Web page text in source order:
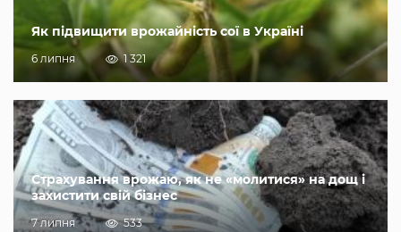
Як підвищити врожайність сої в Україні
6 липня 1 321
Страхування врожаю, як не «молитися» на дощ і
захистити свій бізнес
7 липня 533